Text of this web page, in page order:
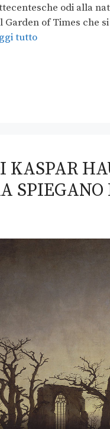
odi alla
Garden of Times che
tutto
KASPAR